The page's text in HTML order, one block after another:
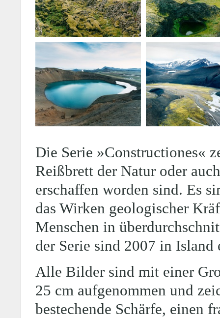
Die Serie »Constructiones«
Reißbrett der Natur oder
erschaffen worden sind. Es
das Wirken geologischer
Menschen in
der Serie sind 2007 in Island
Alle Bilder sind mit einer
25 cm aufgenommen und
bestechende Schärfe, einen